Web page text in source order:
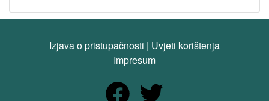
Izjava o pristupačnosti | Uvjeti korištenja
Impresum